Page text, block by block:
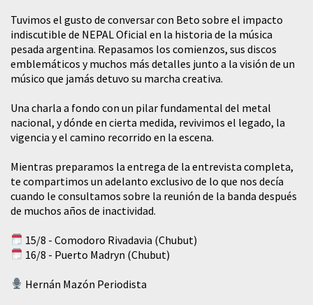
Tuvimos el gusto de conversar con Beto sobre el impacto
indiscutible de NEPAL Oficial en la historia de la música
pesada argentina. Repasamos los comienzos, sus discos
emblemáticos y muchos más detalles junto a la visión de un
músico que jamás detuvo su marcha creativa.
​Una charla a fondo con un pilar fundamental del metal
nacional, y dónde en cierta medida, revivimos el legado, la
vigencia y el camino recorrido en la escena.
Mientras preparamos la entrega de la entrevista completa,
te compartimos un adelanto exclusivo de lo que nos decía
cuando le consultamos sobre la reunión de la banda después
de muchos años de inactividad.
15/8 - Comodoro Rivadavia (Chubut)
16/8 - Puerto Madryn (Chubut)
Hernán Mazón Periodista